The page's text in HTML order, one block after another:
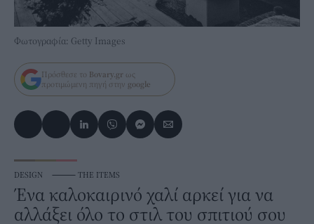
Φωτογραφία: Getty Images
Πρόσθεσε το Bovary.gr ως
προτιμώμενη πηγή στην google
DESIGN ⸻ THE ITEMS
Ένα καλοκαιρινό χαλί αρκεί για να
αλλάξει όλο το στιλ του σπιτιού σου